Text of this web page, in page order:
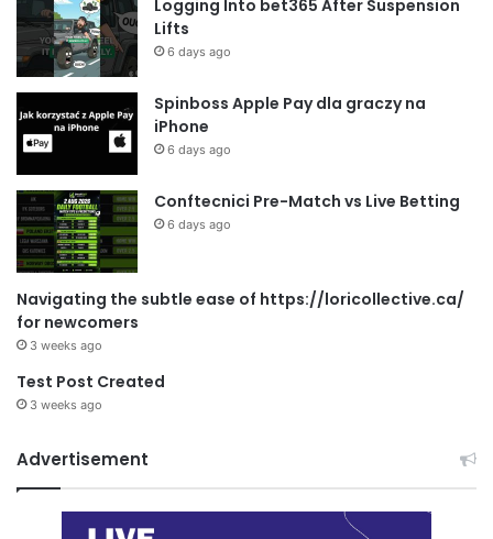
Logging Into bet365 After Suspension
Lifts
6 days ago
Spinboss Apple Pay dla graczy na
iPhone
6 days ago
Conftecnici Pre-Match vs Live Betting
6 days ago
Navigating the subtle ease of https://loricollective.ca/
for newcomers
3 weeks ago
Test Post Created
3 weeks ago
Advertisement